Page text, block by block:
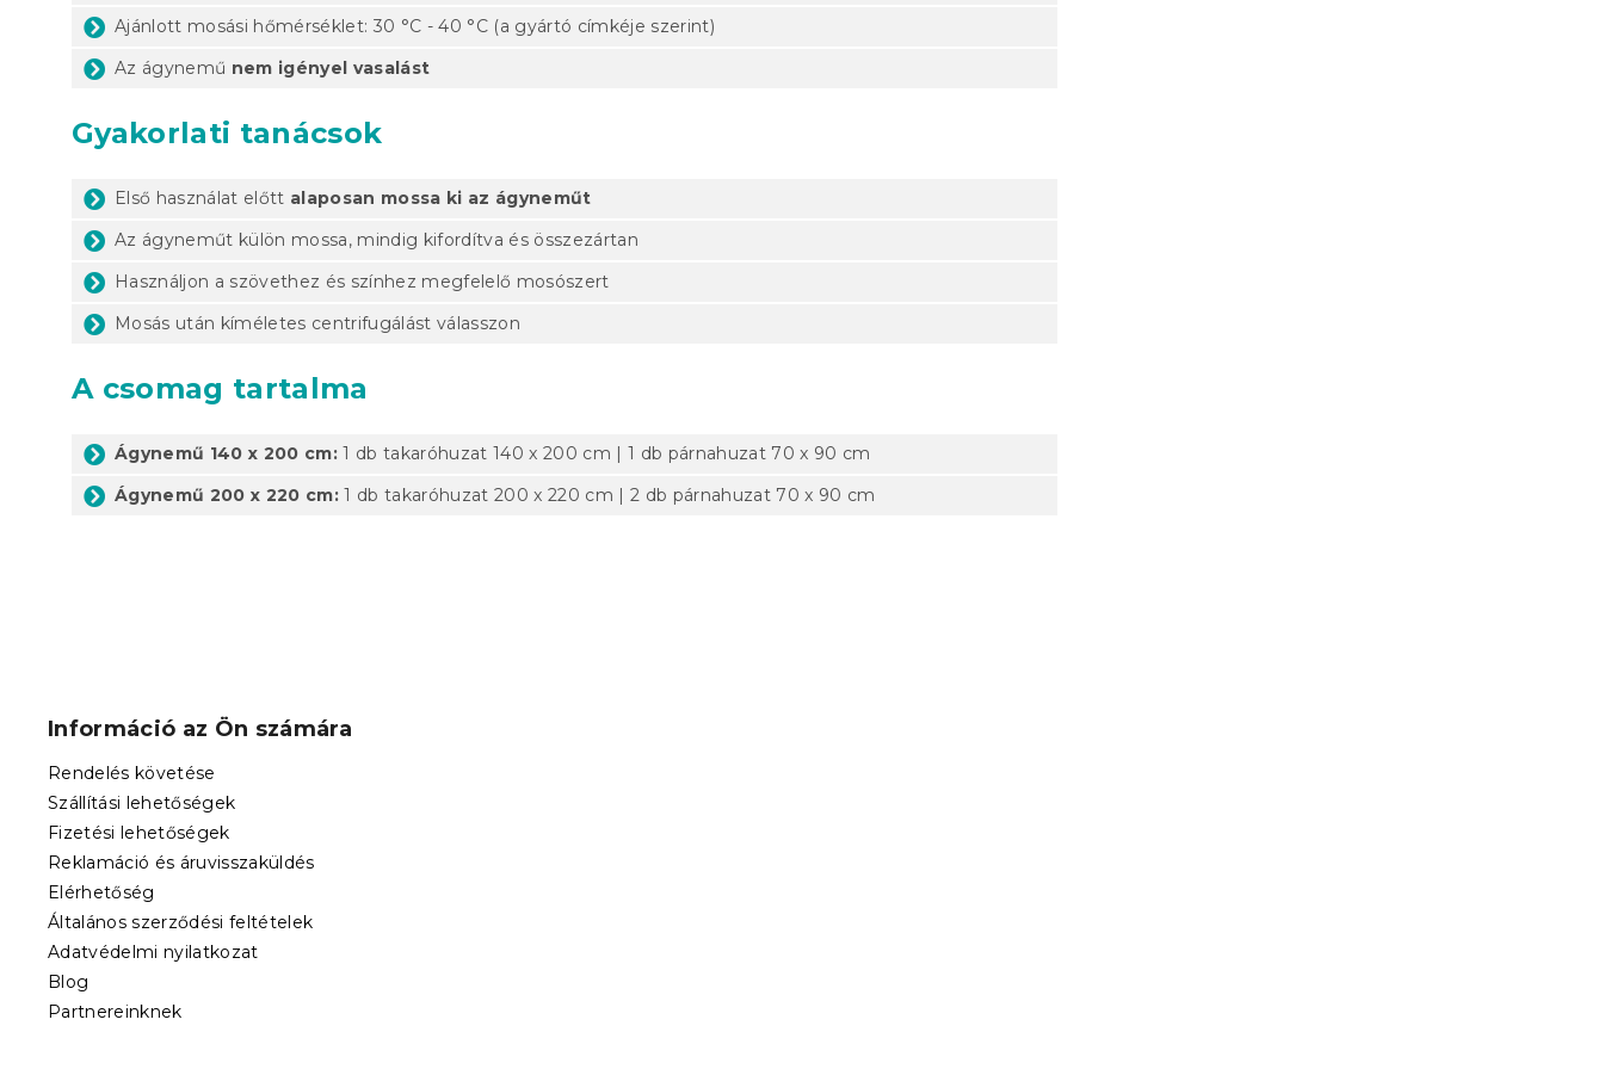
Ajánlott mosási hőmérséklet: 30 °C - 40 °C (a gyártó címkéje szerint)
Az ágynemű nem igényel vasalást
Gyakorlati tanácsok
Első használat előtt alaposan mossa ki az ágyneműt
Az ágyneműt külön mossa, mindig kifordítva és összezártan
Használjon a szövethez és színhez megfelelő mosószert
Mosás után kíméletes centrifugálást válasszon
A csomag tartalma
Ágynemű 140 x 200 cm: 1 db takaróhuzat 140 x 200 cm | 1 db párnahuzat 70 x 90 cm
Ágynemű 200 x 220 cm: 1 db takaróhuzat 200 x 220 cm | 2 db párnahuzat 70 x 90 cm
Információ az Ön számára
Rendelés követése
Szállítási lehetőségek
Fizetési lehetőségek
Reklamáció és áruvisszaküldés
Elérhetőség
Általános szerződési feltételek
Adatvédelmi nyilatkozat
Blog
Partnereinknek